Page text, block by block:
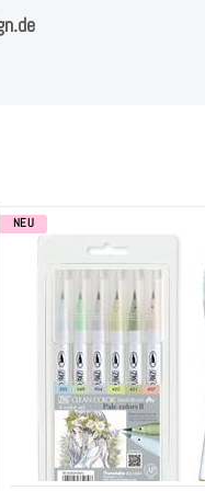
Aquarell
NEU